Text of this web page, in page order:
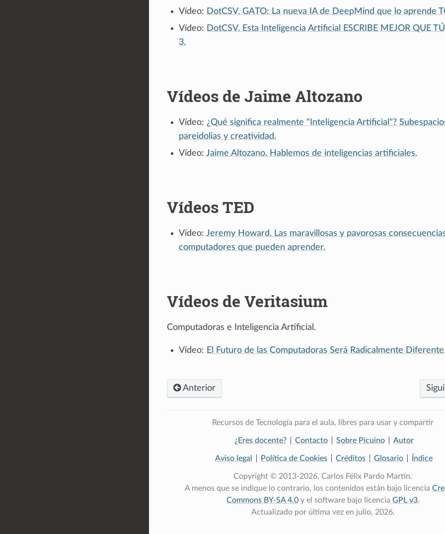
Vídeo: DotCSV. GATO: La nueva IA de DeepMind que lo aprende
Vídeo: DotCSV. Esta Inteligencia Artificial ESCRIBE MEJOR QUE
3.
Vídeos de Jaime Altozano
Vídeo: ¿Qué significa realmente "Inteligencia Artificial"?
pareidolias y creatividad.
Vídeo: Jaime Altozano. Hablemos de inteligencias artificiales.
Vídeos TED
Vídeo: Jeremy Howard. Las maravillosas y pavorosas
computadores que pueden aprender.
Vídeos de Veritasium
Computadoras e Inteligencia Artificial.
Vídeo: El Futuro de las Computadoras Será Radicalmente
Anterior
Recursos de Tecnología para el aula, libres para usar y compartir
¿Eres docente? Contacto Sobre Picuino Autor
Aviso legal Política de Cookies Créditos Glosario Índice
Copyright © 2013-2026, Carlos Félix Pardo Martín.
A menos que se indique lo contrario, los contenidos están bajo licencia
Commons BY-SA 4.0y el software bajo licencia GPL v3.
Actualizado por última vez en julio, 2026.